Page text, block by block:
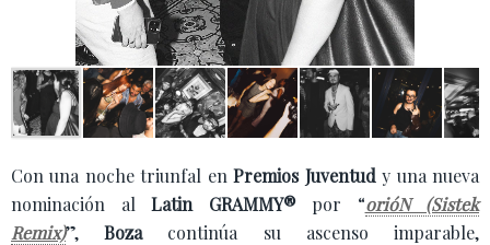
Con una noche triunfal enPremios Juventud y una nueva
nominación al Latin GRAMMY®por “orióN (Sistek
Remix)”,Bozacontinúa su ascenso imparable,